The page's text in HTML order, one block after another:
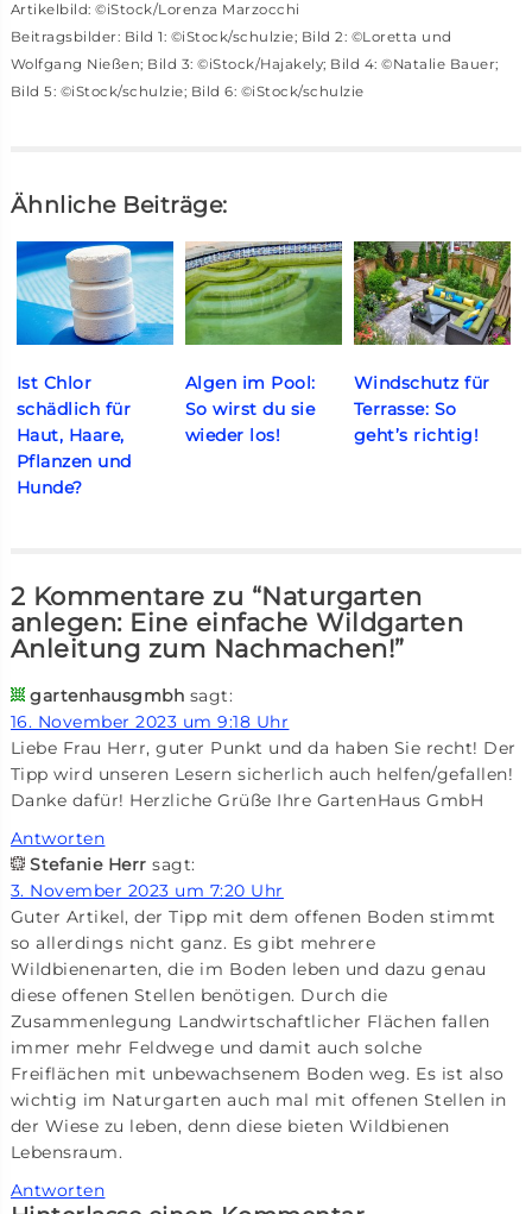
Artikelbild:©iStock/Lorenza Marzocchi
Beitragsbilder: Bild 1: ©iStock/schulzie; Bild 2: ©Loretta und
Wolfgang Nießen; Bild 3: ©iStock/Hajakely; Bild 4: ©Natalie Bauer;
Bild 5: ©iStock/schulzie; Bild 6: ©iStock/schulzie
Ähnliche Beiträge:
Ist Chlor
schädlich für
Haut, Haare,
Pflanzen und
Hunde?
Algen im Pool:
So wirst du sie
wieder los!
Windschutz für
Terrasse: So
geht’s richtig!
2 Kommentare zu “Naturgarten
anlegen: Eine einfache Wildgarten
Anleitung zum Nachmachen!”
gartenhausgmbh sagt:
16. November 2023 um 9:18 Uhr
Liebe Frau Herr, guter Punkt und da haben Sie recht! Der
Tipp wird unseren Lesern sicherlich auch helfen/gefallen!
Danke dafür! Herzliche Grüße Ihre GartenHaus GmbH
Antworten
Stefanie Herr sagt:
3. November 2023 um 7:20 Uhr
Guter Artikel, der Tipp mit dem offenen Boden stimmt
so allerdings nicht ganz. Es gibt mehrere
Wildbienenarten, die im Boden leben und dazu genau
diese offenen Stellen benötigen. Durch die
Zusammenlegung Landwirtschaftlicher Flächen fallen
immer mehr Feldwege und damit auch solche
Freiflächen mit unbewachsenem Boden weg. Es ist also
wichtig im Naturgarten auch mal mit offenen Stellen in
der Wiese zu leben, denn diese bieten Wildbienen
Lebensraum.
Antworten